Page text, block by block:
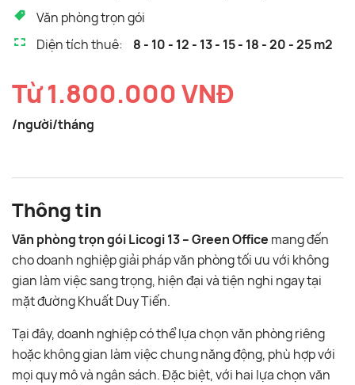
Văn phòng trọn gói
Diện tích thuê:
8 - 10 - 12 - 13 - 15 - 18 - 20 - 25 m2
Từ 1.800.000 VNĐ
/người/tháng
Thông tin
Văn phòng trọn gói Licogi 13 – Green Office mang đến
cho doanh nghiệp giải pháp văn phòng tối ưu với không
gian làm việc sang trọng, hiện đại và tiện nghi ngay tại
mặt đường Khuất Duy Tiến.
Tại đây, doanh nghiệp có thể lựa chọn văn phòng riêng
hoặc không gian làm việc chung năng động, phù hợp với
mọi quy mô và ngân sách. Đặc biệt, với hai lựa chọn văn